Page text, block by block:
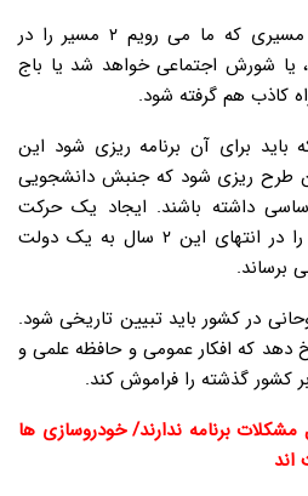
قائدشرف افزود: به نظر بنده مسیری که ما می رویم ۲ مسیر را در
یا شورش اجتماعی خواهد شد یا باج
باید برای آن برنامه ریزی شود این
این طرح ریزی شود که جنبش دانشجویی
داشته باشند. ایجاد یک حرکت
سیاسی منسجم که بتواند ما را در انتهای این ۲ سال به یک دولت
برساند.
در کشور باید تبیین تاریخی شود.
دهد که افکار عمومی و حافظه علمی و
کشور گذشته را فراموش کند.
برنامه ندارند/ خودروسازی ها
اند